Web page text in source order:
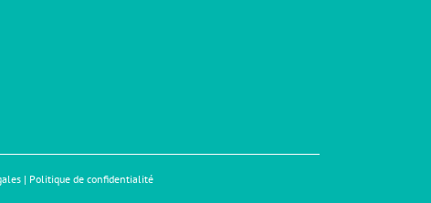
| Politique de confidentialité